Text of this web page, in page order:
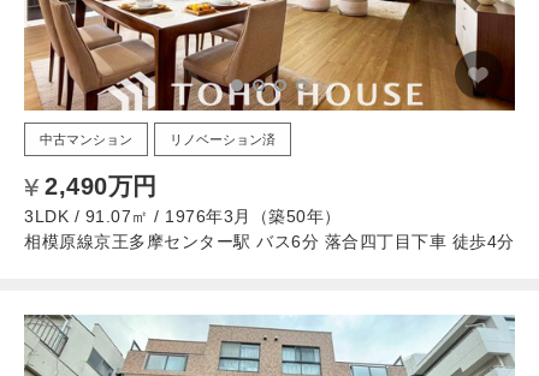
中古マンション リノベーション済
2,490万円
3LDK / 91.07㎡ / 1976年3月（築50年）
相模原線京王多摩センター駅 バス6分 落合四丁目下車 徒歩4分